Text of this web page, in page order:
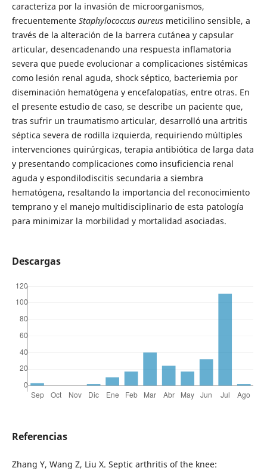
caracteriza por la invasión de microorganismos,
frecuentemente Staphylococcus aureusmeticilino sensible, a
través de la alteración de la barrera cutánea y capsular
articular, desencadenando una respuesta inflamatoria
severa que puede evolucionar a complicaciones sistémicas
como lesión renal aguda, shock séptico, bacteriemia por
diseminación hematógena y encefalopatías, entre otras. En
el presente estudio de caso, se describe un paciente que,
tras sufrir un traumatismo articular, desarrolló una artritis
séptica severa de rodilla izquierda, requiriendo múltiples
intervenciones quirúrgicas, terapia antibiótica de larga data
y presentando complicaciones como insuficiencia renal
aguda y espondilodiscitis secundaria a siembra
hematógena, resaltando la importancia del reconocimiento
temprano y el manejo multidisciplinario de esta patología
para minimizar la morbilidad y mortalidad asociadas.
Descargas
Referencias
Zhang Y, Wang Z, Liu X. Septic arthritis of the knee: